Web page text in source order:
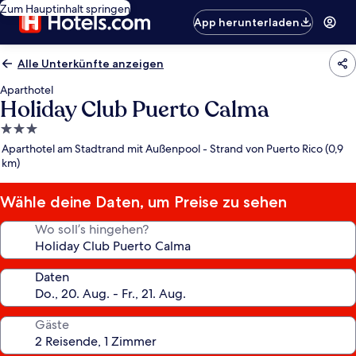
Zum Hauptinhalt springen
App herunterladen
Alle Unterkünfte anzeigen
Aparthotel
Holiday Club Puerto Calma
3.0-
Sterne-
Unterkunft
Aparthotel am Stadtrand mit Außenpool - Strand von Puerto Rico (0,9
km)
Wähle deine Daten, um Preise zu sehen
Wo soll’s hingehen?
Daten
Gäste